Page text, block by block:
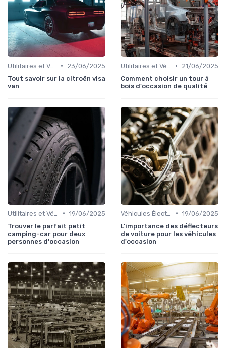
Utilitaires et Véhicules Spéciaux •
23/06/2025
Tout savoir sur la citroën visa
van
•
21/06/2025
Comment choisir un tour à
bois d'occasion de qualité
• 19/06/2025
Trouver le parfait petit
camping-car pour deux
personnes d'occasion
• 19/06/2025
L'importance des déflecteurs
de voiture pour les véhicules
d'occasion